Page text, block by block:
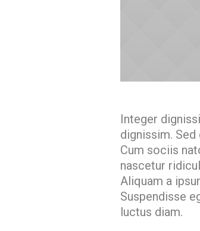
Integer
dignissim.
Cum sociis
nascetur
Aliquam a
Suspendisse
luctus diam.